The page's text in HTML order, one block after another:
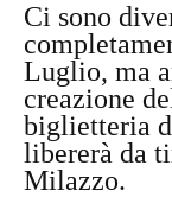
Ci sono
Luglio, ma
creazione
biglietteria
libererà da
Milazzo.